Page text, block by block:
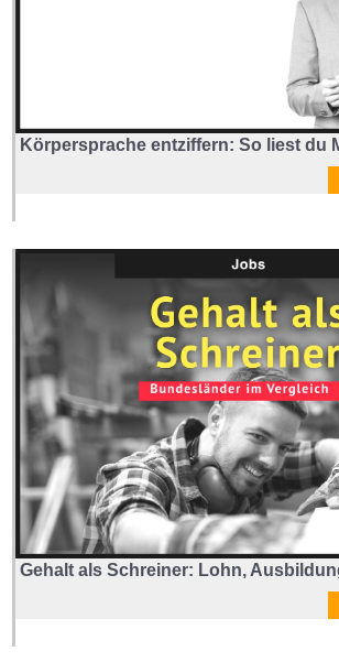
Körpersprache entziffern: So liest du
Gehalt als Schreiner: Lohn,